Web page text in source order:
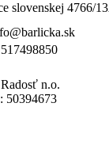
slovenskej 4766/
n.o.
50394673